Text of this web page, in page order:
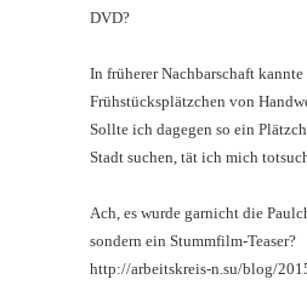
DVD?
In früherer Nachbarschaft
Frühstücksplätzchen von
Sollte ich dagegen so ein
Stadt suchen, tät ich mich
Ach, es wurde garnicht die
sondern ein Stummfilm-Teaser?
http://arbeitskreis-n.su/blog/